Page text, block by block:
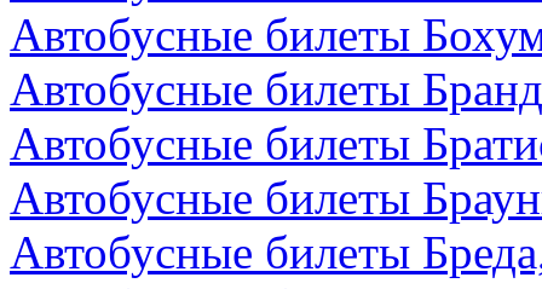
Автобусные билеты
Автобусные билеты
Автобусные билеты
Автобусные билеты
Автобусные билеты